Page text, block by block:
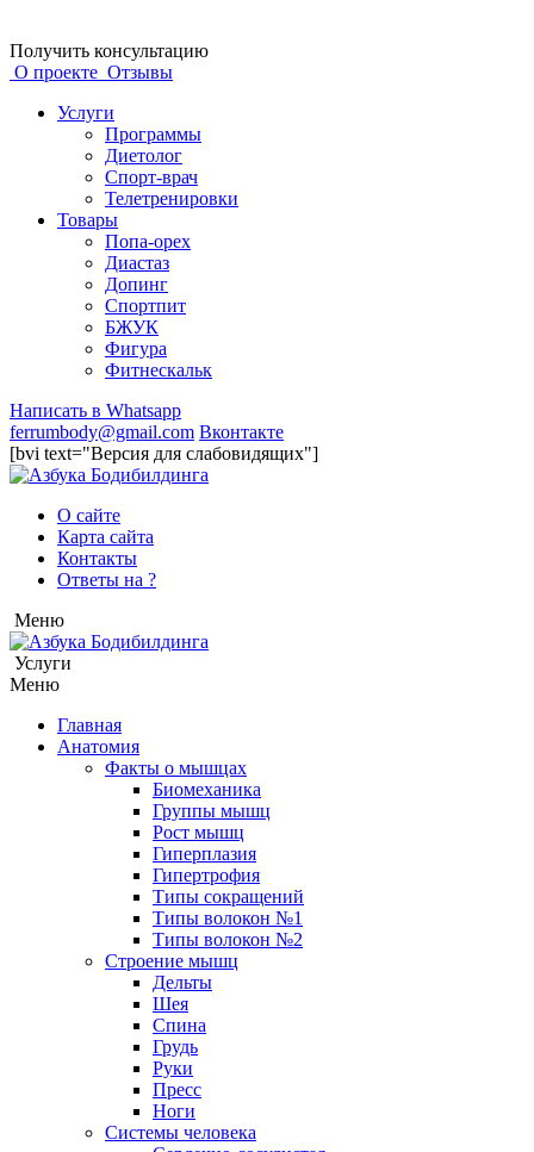
Получить консультацию
О проекте Отзывы
Услуги
Программы
Диетолог
Спорт-врач
Телетренировки
Товары
Попа-орех
Диастаз
Допинг
Спортпит
БЖУК
Фигура
Фитнескальк
Написать в Whatsapp
ferrumbody@gmail.com Вконтакте
[bvi text="Версия для слабовидящих"]
О сайте
Карта сайта
Контакты
Ответы на ?
Меню
Услуги
Меню
Главная
Анатомия
Факты о мышцах
Биомеханика
Группы мышц
Рост мышц
Гиперплазия
Гипертрофия
Типы сокращений
Типы волокон №1
Типы волокон №2
Строение мышц
Дельты
Шея
Спина
Грудь
Руки
Пресс
Ноги
Системы человека